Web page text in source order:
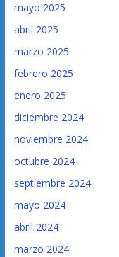
mayo 2025
abril 2025
marzo 2025
febrero 2025
enero 2025
diciembre 2024
noviembre 2024
octubre 2024
septiembre 2024
mayo 2024
abril 2024
marzo 2024